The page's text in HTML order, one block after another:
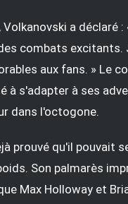
a déclaré
combats
aux fans. » Le
à s'adapter à ses
dans l'octogone.
prouvé qu'il pouvait
Son palmarès
Max Holloway et